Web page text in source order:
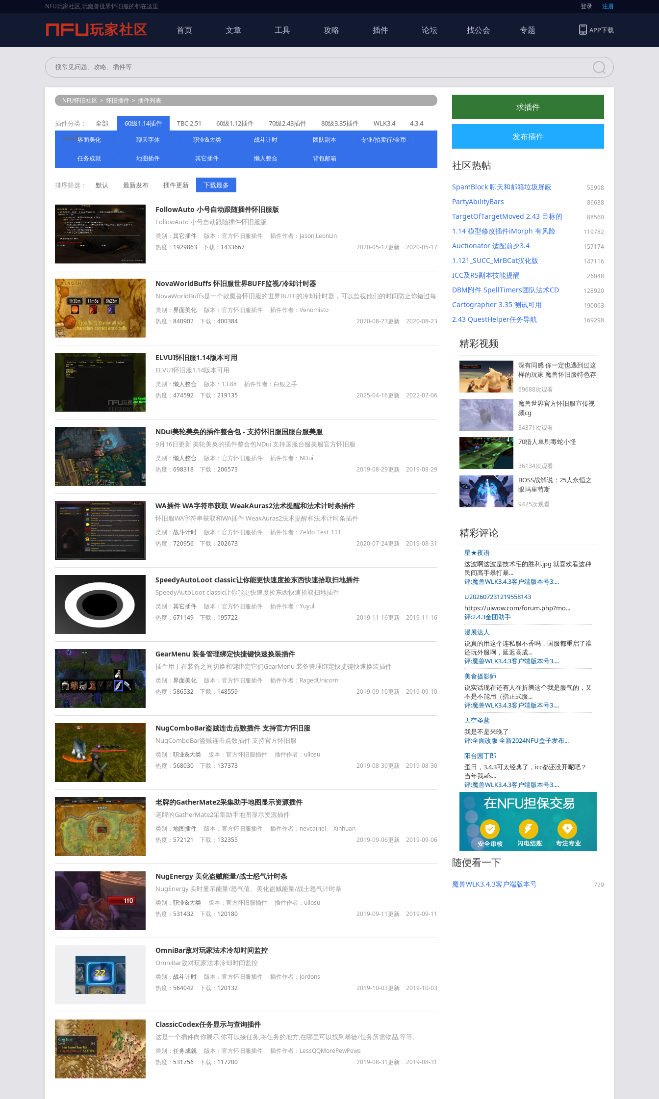
NFU玩家社区,玩魔兽世界怀旧服的都在这里 登录 注册
首页 文章 工具 攻略 插件 论坛 找公会 专题 APP下载
NFU怀旧社区 > 怀旧插件 > 插件列表
插件分类： 全部 60级1.14插件 TBC 2.51 60级1.12插件 70级2.43插件 80级3.35插件 WLK3.4
4.3.4
乌龟服界面美化 聊天字体 职业&大类 战斗计时 团队副本 专业/拍卖行/金币
任务成就 地图插件 其它插件 懒人整合 背包邮箱
排序筛选： 默认 最新发布 插件更新 下载最多
FollowAuto 小号自动跟随插件怀旧服版
FollowAuto 小号自动跟随插件怀旧服版
类别： 其它插件 版本：官方怀旧服插件 插件作者：Jason,LeonLin
热度： 1929863 下载： 1433667 2020-05-17更新 2020-05-17
NovaWorldBuffs 怀旧服世界BUFF监视/冷却计时器
NovaWorldBuffs是一个款魔兽怀旧服的世界BUFF的冷却计时器，可以监视他们的时间防止你错过每
一个BUFF。
类别： 界面美化 版本：官方怀旧服插件 插件作者：Venomisto
热度： 840902 下载： 400384 2020-08-23更新 2020-08-23
ELVUI怀旧服1.14版本可用
ELVUI怀旧服1.14版本可用
类别： 懒人整合 版本：13.88 插件作者：白银之手
热度： 474592 下载： 219135 2025-04-16更新 2022-07-06
NDui美轮美奂的插件整合包 - 支持怀旧服国服台服美服
9月16日更新 美轮美奂的插件整合包NDui 支持国服台服美服官方怀旧服
类别： 懒人整合 版本：官方怀旧服插件 插件作者：NDui
热度： 698318 下载： 206573 2019-08-29更新 2019-08-29
WA插件 WA字符串获取 WeakAuras2法术提醒和法术计时条插件
怀旧服WA字符串获取和WA插件 WeakAuras2法术提醒和法术计时条插件
类别： 战斗计时 版本：官方怀旧服插件 插件作者：Zeldo_Test_111
热度： 720956 下载： 202673 2020-07-24更新 2019-08-31
SpeedyAutoLoot classic让你能更快速度捡东西快速拾取扫地插件
SpeedyAutoLoot classic让你能更快速度捡东西快速拾取扫地插件
类别： 其它插件 版本：官方怀旧服插件 插件作者：Yuyuli
热度： 671149 下载： 195722 2019-11-16更新 2019-11-16
GearMenu 装备管理绑定快捷键快速换装插件
插件用于在装备之间切换和键绑定它们GearMenu 装备管理绑定快捷键快速换装插件
类别： 界面美化 版本：官方怀旧服插件 插件作者：RagedUnicorn
热度： 586532 下载： 148559 2019-09-10更新 2019-09-10
NugComboBar盗贼连击点数插件 支持官方怀旧服
NugComboBar盗贼连击点数插件 支持官方怀旧服
类别： 职业&大类 版本：官方怀旧服插件 插件作者：ullosu
热度： 568030 下载： 137373 2019-08-30更新 2019-08-30
老牌的GatherMate2采集助手地图显示资源插件
老牌的GatherMate2采集助手地图显示资源插件
类别： 地图插件 版本：官方怀旧服插件 插件作者：nevcairiel、 Xinhuan
热度： 572121 下载： 132355 2019-09-06更新 2019-09-06
NugEnergy 美化盗贼能量/战士怒气计时条
NugEnergy 实时显示能量/怒气值。美化盗贼能量/战士怒气计时条
类别： 职业&大类 版本：官方怀旧服插件 插件作者：ullosu
热度： 531432 下载： 120180 2019-09-11更新 2019-09-11
OmniBar敌对玩家法术冷却时间监控
OmniBar敌对玩家法术冷却时间监控
类别： 战斗计时 版本：官方怀旧服插件 插件作者：Jordons
热度： 564042 下载： 120132 2019-10-03更新 2019-10-03
ClassicCodex任务显示与查询插件
这是一个插件向你展示,你可以接任务,将任务的地方,在哪里可以找到暴徒/任务所需物品,等等。
类别： 任务成就 版本：官方怀旧服插件 插件作者：LessQQMorePewPews
热度： 531756 下载： 117200 2019-08-31更新 2019-08-31
求插件
发布插件
社区热帖
SpamBlock 聊天和邮箱垃圾屏蔽 55998
PartyAbilityBars 86638
TargetOfTargetMoved 2.43 目标的
目标修复
88560
1.14 模型修改插件iMorph 有风险 119782
Auctionator 适配前夕3.4 157174
1.121_SUCC_MrBCat汉化版 147116
ICC及RS副本技能提醒 26048
DBM附件 SpellTimers团队法术CD 128920
Cartographer 3.35 测试可用 190063
2.43 QuestHelper任务导航 169298
精彩视频
深有同感 你一定也遇到过这
样的玩家 魔兽怀旧服特色存
69688次观看
魔兽世界官方怀旧服宣传视
频cg
34371次观看
70猎人单刷毒蛇小怪
36134次观看
BOSS战解说：25人永恒之
眼玛里苟斯
9425次观看
精彩评论
星★夜语
这波啊这波是技术宅的胜利.jpg 就喜欢看这种
民间高手暴打暴...
评:魔兽WLK3.4.3客户端版本号3....
U202607231219558143
https://uiwow.com/forum.php?mo...
评:2.4.3金团助手
漫展达人
说真的用这个连私服不香吗，国服都重启了谁
还玩外服啊，延迟高成...
评:魔兽WLK3.4.3客户端版本号3....
美食摄影师
说实话现在还有人在折腾这个我是服气的，又
不是不能用（指正式服...
评:魔兽WLK3.4.3客户端版本号3....
天空圣蓝
我是不是来晚了
评:全面改版 全新2024NFU盒子发布...
阳台园丁郎
歪日，3.4.3可太经典了，icc都还没开呢吧？
当年我afs...
评:魔兽WLK3.4.3客户端版本号3....
随便看一下
魔兽WLK3.4.3客户端版本号
729